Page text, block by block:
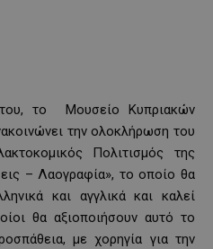
το Μουσείο Κυπριακών
την ολοκλήρωση του
Πολιτισμός της
– Λαογραφία», το οποίο θα
και αγγλικά και καλεί
θα αξιοποιήσουν αυτό το
με χορηγία για την